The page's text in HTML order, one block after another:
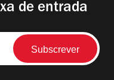
de entrada